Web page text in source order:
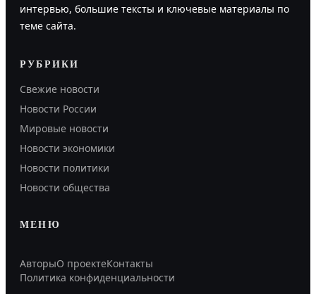
интервью, большие тексты и ключевые материалы по
теме сайта.
РУБРИКИ
Свежие новости
Новости России
Мировые новости
Новости экономики
Новости политики
Новости общества
МЕНЮ
АвторыО проектеКонтакты
Политика конфиденциальности